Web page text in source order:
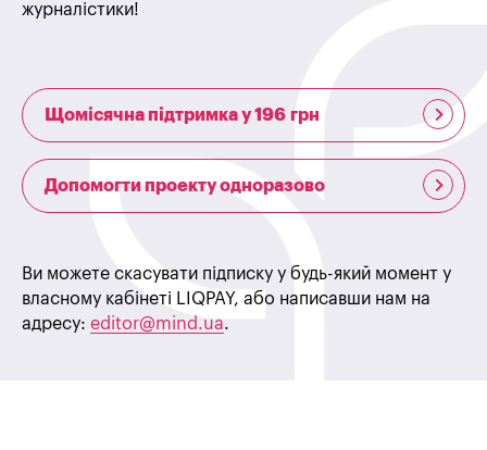
журналістики!
Щомісячна підтримка у 196 грн
Допомогти проекту одноразово
Ви можете скасувати підписку у будь-який момент у
власному кабінеті LIQPAY, або написавши нам на
адресу: editor@mind.ua.